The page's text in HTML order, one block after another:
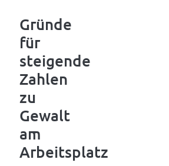
Gründe
für
steigende
Zahlen
zu
Gewalt
am
Arbeitsplatz